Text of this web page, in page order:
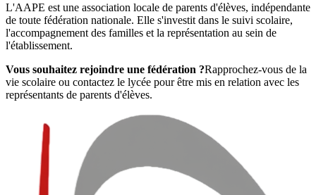
L'AAPE est une association locale de parents d'élèves, indépendante
de toute fédération nationale. Elle s'investit dans le suivi scolaire,
l'accompagnement des familles et la représentation au sein de
l'établissement.
Vous souhaitez rejoindre une fédération ?Rapprochez-vous de la
vie scolaire ou contactez le lycée pour être mis en relation avec les
représentants de parents d'élèves.